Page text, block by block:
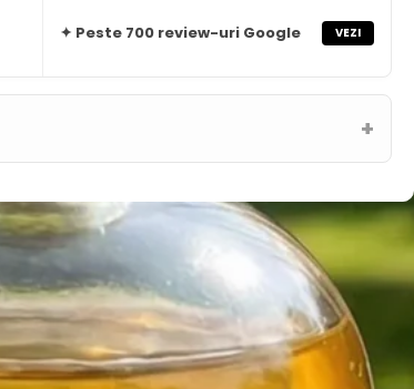
✦ Peste 700 review-uri Google VEZI